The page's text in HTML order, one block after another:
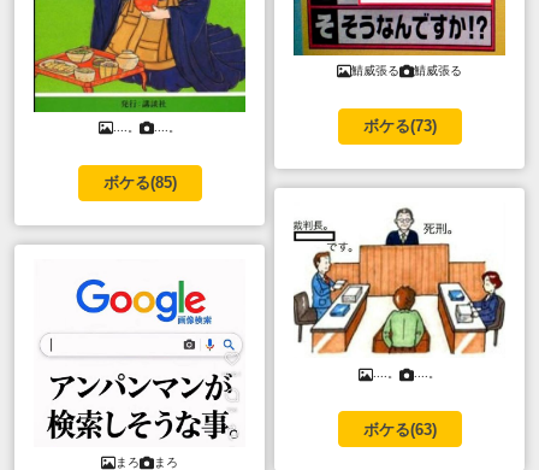
ボケる(85)
まろ まろ
鯖威張る 鯖威張る
ボケる(73)
....。 ....。
ボケる(63)